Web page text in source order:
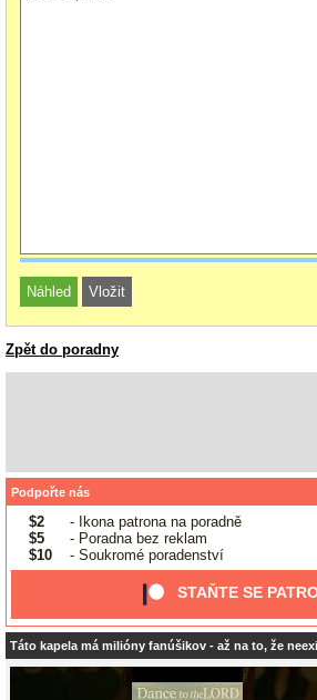
Zpět do poradny
Podpořte nás
$2
- Ikona patrona na poradně
$5
- Poradna bez reklam
$10
- Soukromé poradenství
STAŇTE SE
Táto kapela má milióny fanúšikov - až na to, že